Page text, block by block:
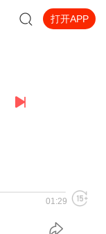
打开APP
01:29